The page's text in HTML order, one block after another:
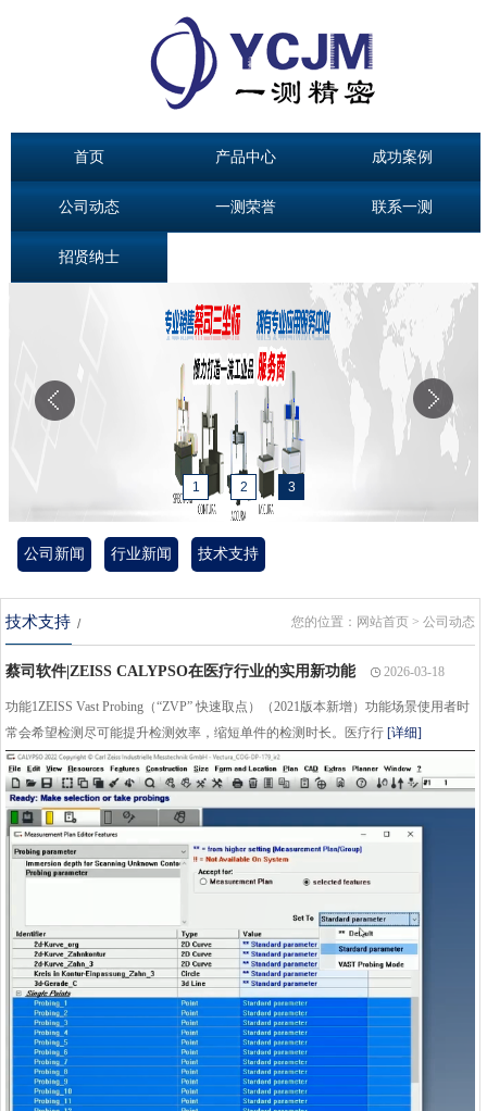
首页 产品中心 成功案例
公司动态 一测荣誉 联系一测
招贤纳士
1 2 3
公司新闻 行业新闻 技术支持
技术支持 / 您的位置： 网站首页 > 公司动态
蔡司软件|ZEISS CALYPSO在医疗行业的实用新功能 2026-03-18
功能1ZEISS Vast Probing（“ZVP” 快速取点）（2021版本新增）功能场景使用者时
常会希望检测尽可能提升检测效率，缩短单件的检测时长。医疗行 [详细]